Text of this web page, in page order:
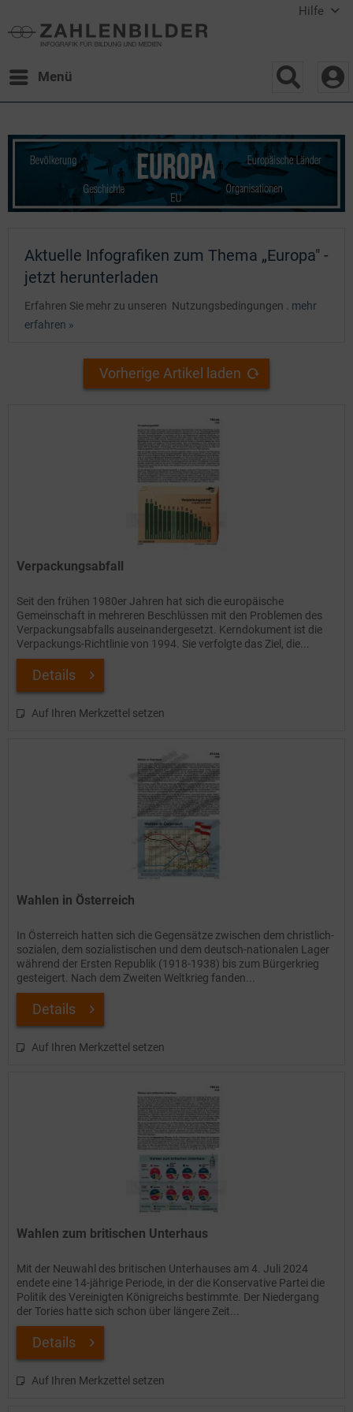
Hilfe
Menü
Aktuelle Infografiken zum Thema „Europa" -
jetzt herunterladen
Erfahren Sie mehr zu unseren Nutzungsbedingungen . mehr
erfahren »
Vorherige Artikel laden
Verpackungsabfall
Seit den frühen 1980er Jahren hat sich die europäische
Gemeinschaft in mehreren Beschlüssen mit den Problemen des
Verpackungsabfalls auseinandergesetzt. Kerndokument ist die
Verpackungs-Richtlinie von 1994. Sie verfolgte das Ziel, die...
Details
Auf Ihren Merkzettel setzen
Wahlen in Österreich
In Österreich hatten sich die Gegensätze zwischen dem christlich-
sozialen, dem sozialistischen und dem deutsch-nationalen Lager
während der Ersten Republik (1918-1938) bis zum Bürgerkrieg
gesteigert. Nach dem Zweiten Weltkrieg fanden...
Details
Auf Ihren Merkzettel setzen
Wahlen zum britischen Unterhaus
Mit der Neuwahl des britischen Unterhauses am 4. Juli 2024
endete eine 14-jährige Periode, in der die Konservative Partei die
Politik des Vereinigten Königreichs bestimmte. Der Niedergang
der Tories hatte sich schon über längere Zeit...
Details
Auf Ihren Merkzettel setzen